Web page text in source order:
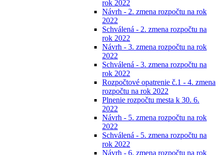
rok 2022
Návrh - 2. zmena rozpočtu na rok
2022
Schválená - 2. zmena rozpočtu na
rok 2022
Návrh - 3. zmena rozpočtu na rok
2022
Schválená - 3. zmena rozpočtu na
rok 2022
Rozpočtové opatrenie č.1 - 4. zmena
rozpočtu na rok 2022
Plnenie rozpočtu mesta k 30. 6.
2022
Návrh - 5. zmena rozpočtu na rok
2022
Schválená - 5. zmena rozpočtu na
rok 2022
Návrh - 6. zmena rozpočtu na rok